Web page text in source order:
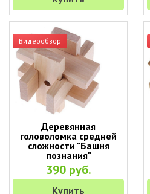
Видеообзор
Деревянная
головоломка средней
сложности "Башня
познания"
390 руб.
Купить